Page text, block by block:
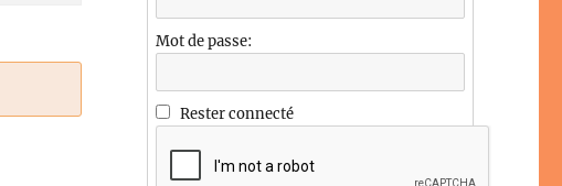
Mot de passe:
Rester connecté